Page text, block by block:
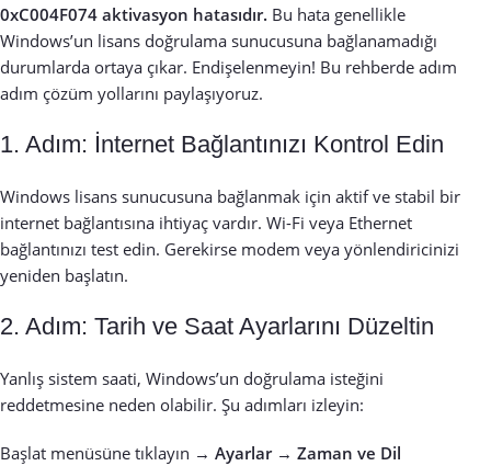
0xC004F074 aktivasyon hatasıdır. Bu hata genellikle
Windows’un lisans doğrulama sunucusuna bağlanamadığı
durumlarda ortaya çıkar. Endişelenmeyin! Bu rehberde adım
adım çözüm yollarını paylaşıyoruz.
1. Adım: İnternet Bağlantınızı Kontrol Edin
Windows lisans sunucusuna bağlanmak için aktif ve stabil bir
internet bağlantısına ihtiyaç vardır. Wi-Fi veya Ethernet
bağlantınızı test edin. Gerekirse modem veya yönlendiricinizi
yeniden başlatın.
2. Adım: Tarih ve Saat Ayarlarını Düzeltin
Yanlış sistem saati, Windows’un doğrulama isteğini
reddetmesine neden olabilir. Şu adımları izleyin:
Başlat menüsüne tıklayın → Ayarlar→ Zaman ve Dil